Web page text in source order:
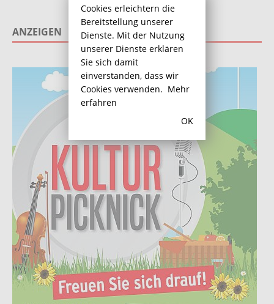
ANZEIGEN
Cookies erleichtern die
Bereitstellung unserer
Dienste. Mit der Nutzung
unserer Dienste erklären
Sie sich damit
einverstanden, dass wir
Cookies verwenden. Mehr
erfahren
OK